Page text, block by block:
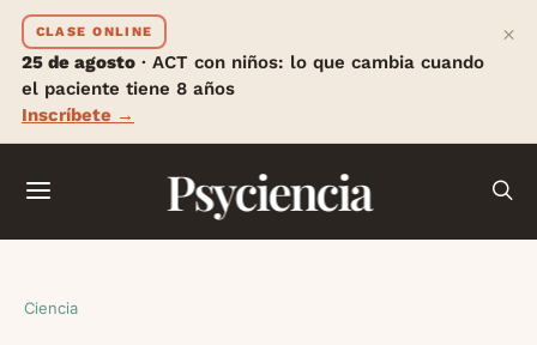
CLASE ONLINE
25 de agosto · ACT con niños: lo que cambia cuando
el paciente tiene 8 años
Inscríbete →
×
Psyciencia
Ciencia